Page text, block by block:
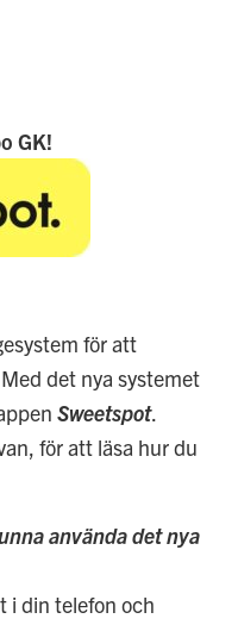
GK!
för att
det nya systemet
Sweetspot.
för att läsa hur du
använda det nya
i din telefon och